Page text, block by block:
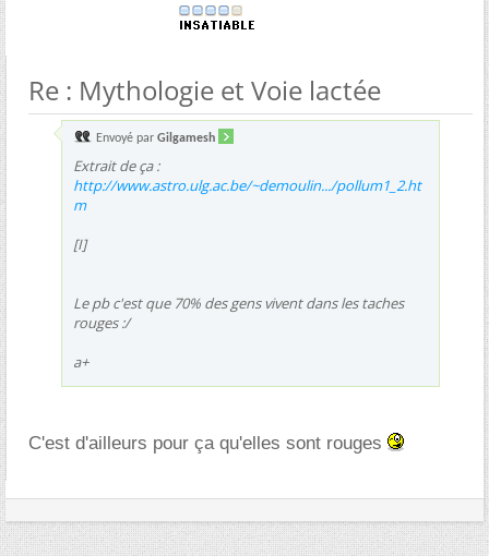
Re : Mythologie et Voie lactée
Envoyé par Gilgamesh
Extrait de ça :
http://www.astro.ulg.ac.be/~demoulin.../pollum1_2.ht
m
[I]
Le pb c'est que 70% des gens vivent dans les taches
rouges :/
a+
C'est d'ailleurs pour ça qu'elles sont rouges